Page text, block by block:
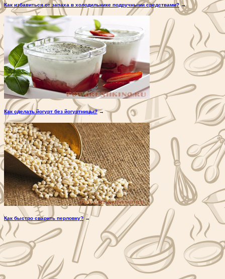
Как избавиться от запаха в холодильнике подручными средствами?→
Как сделать йогурт без йогуртницы?→
Как быстро сварить перловку? →